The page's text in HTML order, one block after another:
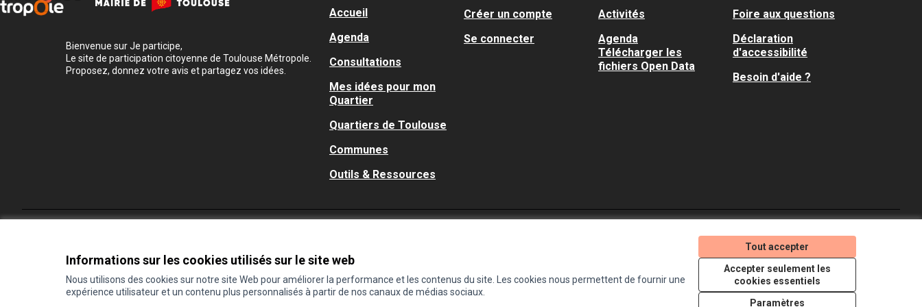
Informations sur les cookies utilisés sur le site web
Nous utilisons des cookies sur notre site Web pour améliorer la performance et les contenus du site. Les cookies nous permettent de fournir une
expérience utilisateur et un contenu plus personnalisés à partir de nos canaux de médias sociaux.
Tout accepter
Accepter seulement les
cookies essentiels
Paramètres
Bienvenue sur Je participe,
Le site de participation citoyenne de Toulouse Métropole.
Proposez, donnez votre avis et partagez vos idées.
Accueil
Agenda
Consultations
Mes idées pour mon
Quartier
Quartiers de Toulouse
Communes
Outils & Ressources
Créer un compte
Se connecter
Activités
Agenda
Télécharger les
fichiers Open Data
Foire aux questions
Déclaration
d'accessibilité
Besoin d'aide ?
(Lien externe)
(Lien externe)
(Lien externe)
Licence Creative
(Lien externe)